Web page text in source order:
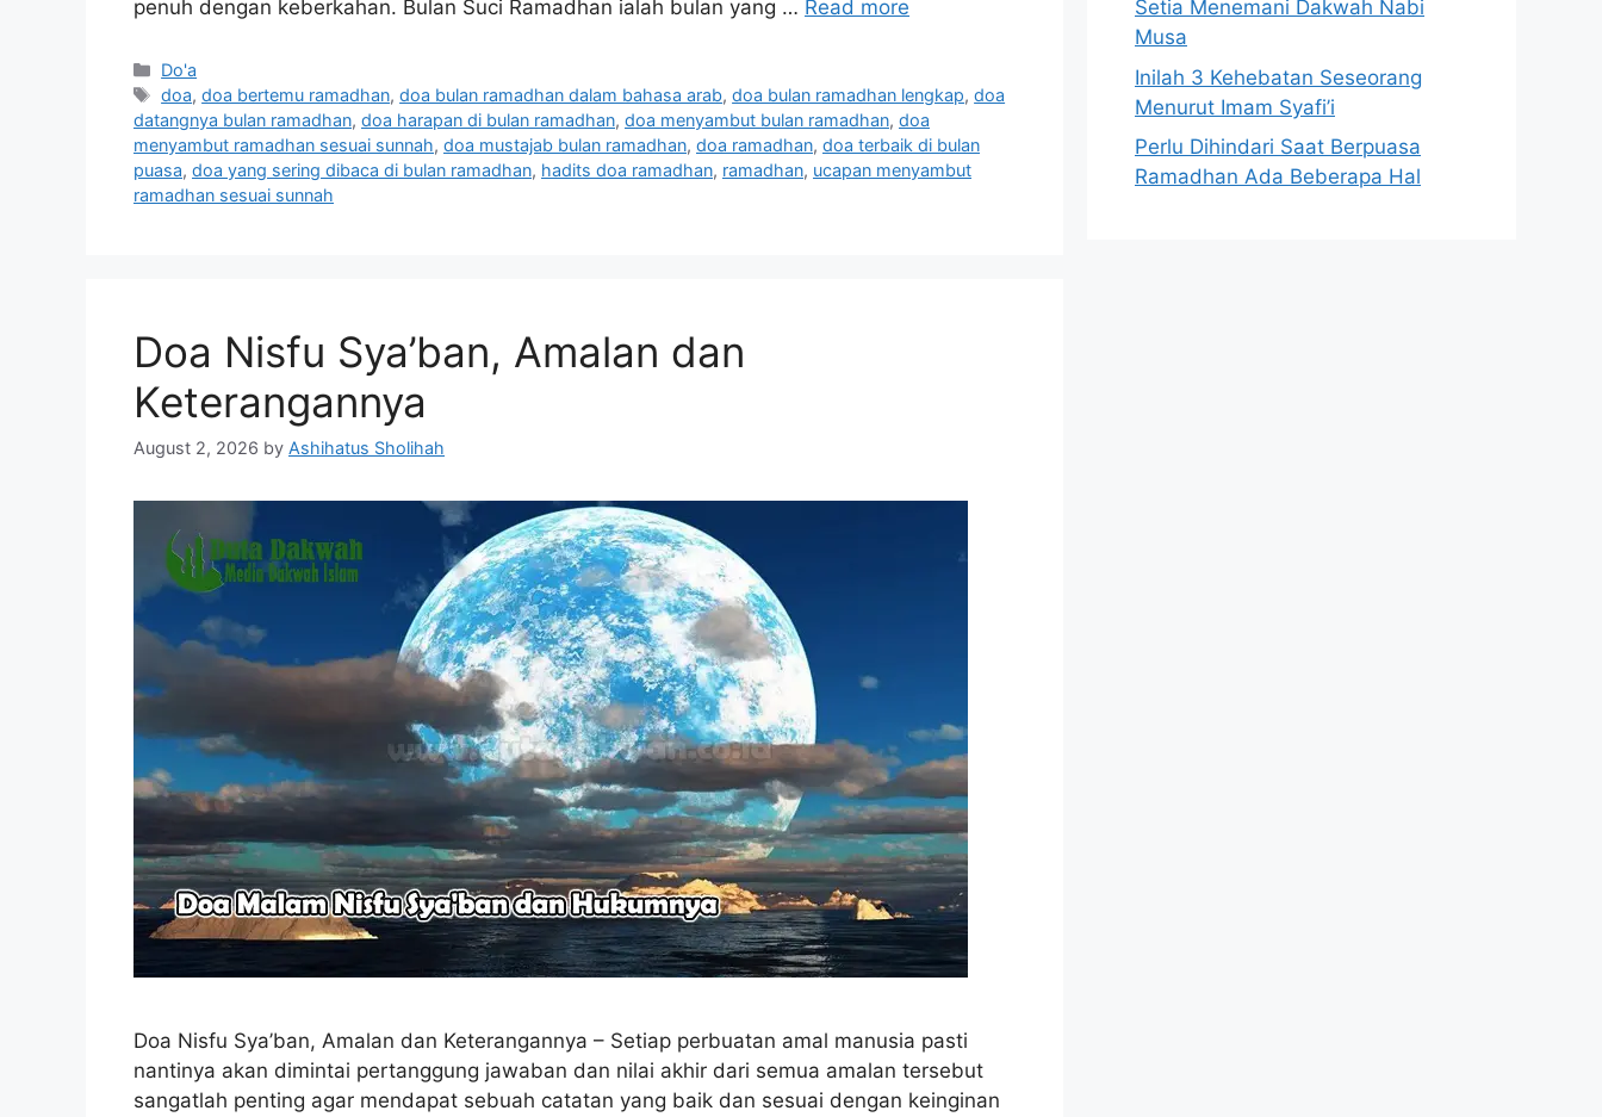
penuh dengan keberkahan. Bulan Suci Ramadhan ialah bulan yang … Read more
Categories
Do'a
Tags
doa,doa bertemu ramadhan,doa bulan ramadhan dalam bahasa arab,doa bulan ramadhan lengkap,doa
datangnya bulan ramadhan, doa harapan di bulan ramadhan, doa menyambut bulan ramadhan, doa
menyambut ramadhan sesuai sunnah, doa mustajab bulan ramadhan, doa ramadhan, doa terbaik di bulan
puasa, doa yang sering dibaca di bulan ramadhan, hadits doa ramadhan, ramadhan, ucapan menyambut
ramadhan sesuai sunnah
Doa Nisfu Sya’ban, Amalan dan
Keterangannya
August 2, 2026 by Ashihatus Sholihah
Doa Nisfu Sya’ban, Amalan dan Keterangannya – Setiap perbuatan amal manusia pasti
nantinya akan dimintai pertanggung jawaban dan nilai akhir dari semua amalan tersebut
sangatlah penting agar mendapat sebuah catatan yang baik dan sesuai dengan keinginan
Setia Menemani Dakwah Nabi
Musa
Inilah 3 Kehebatan Seseorang
Menurut Imam Syafi’i
Perlu Dihindari Saat Berpuasa
Ramadhan Ada Beberapa Hal